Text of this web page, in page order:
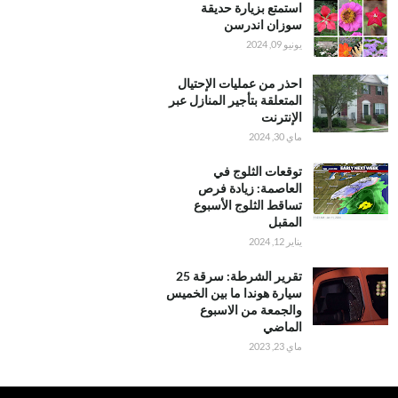
استمتع بزيارة حديقة
سوزان اندرسن
يونيو 09, 2024
احذر من عمليات الإحتيال
المتعلقة بتأجير المنازل عبر
الإنترنت
ماي 30, 2024
توقعات الثلوج في
العاصمة: زيادة فرص
تساقط الثلوج الأسبوع
المقبل
يناير 12, 2024
تقرير الشرطة: سرقة 25
سيارة هوندا ما بين الخميس
والجمعة من الاسبوع
الماضي
ماي 23, 2023